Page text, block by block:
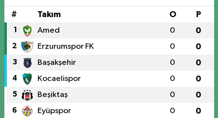
# Takım O P
1 Amed 0 0
2 Erzurumspor FK 0 0
3 Başakşehir 0 0
4 Kocaelispor 0 0
5 Beşiktaş 0 0
6 Eyüpspor 0 0